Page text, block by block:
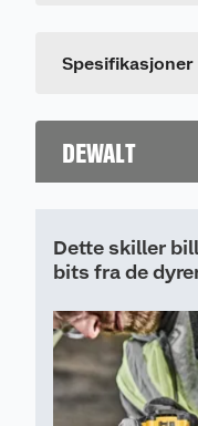
Spesifikasjoner
DEWALT
Dette skiller
bits fra de